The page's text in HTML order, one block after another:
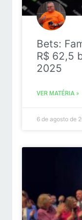
Bets:
R$ 62,5
2025
VER MATÉRIA »
6 de agosto de